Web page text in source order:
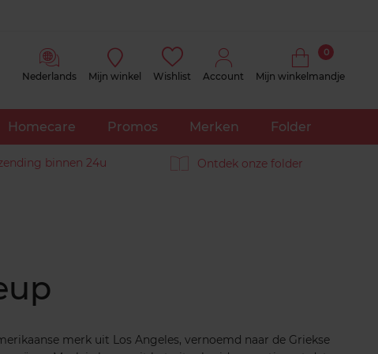
Nederlands Mijn winkel Wishlist Account Mijn winkelmandje
0
Homecare Promos Merken Folder
binnen 24u Ontdek onze folder
merk uit Los Angeles, vernoemd naar de Griekse